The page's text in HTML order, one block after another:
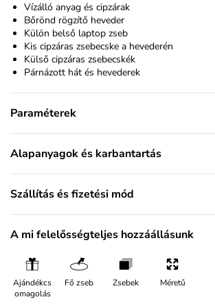
Vízálló anyag és cipzárak
Bőrönd rögzítő heveder
Külön belső laptop zseb
Kis cipzáras zsebecske a hevederén
Külső cipzáras zsebecskék
Párnázott hát és hevederek
Paraméterek
Alapanyagok és karbantartás
Szállítás és fizetési mód
A mi felelősségteljes hozzáállásunk
Ajándékcs
omagolás
Fő zseb Zsebek Méretű